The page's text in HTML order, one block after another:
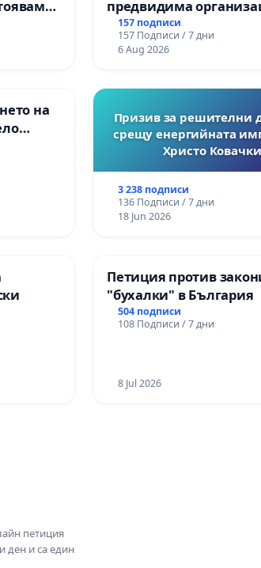
че ще
предвидима
учебния процес и
на правото на
и качествено
гимназия „
157 подписи
157 Подписи / 7 дни
6 Aug 2026
на
Призив за решителни
срещу енергийната
Христо
3 238 подписи
136 Подписи / 7 дни
18 Jun 2026
Петиция против
"бухалки" в България
504 подписи
108 Подписи / 7 дни
8 Jul 2026
петиция
ден и са един